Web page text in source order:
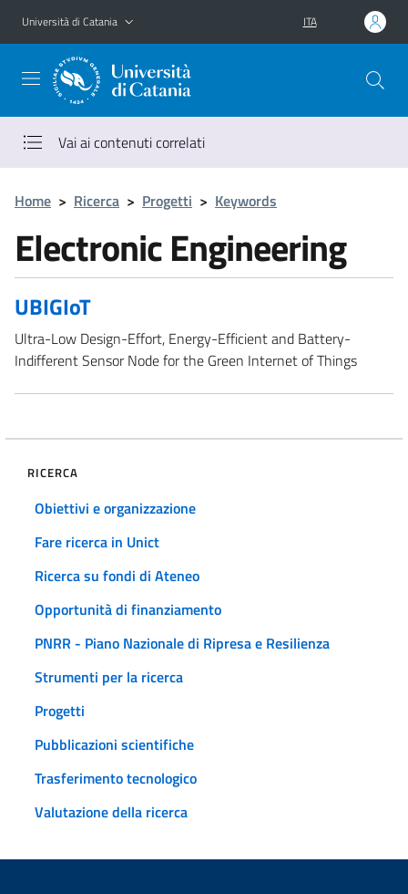
Vai al contenuto principale
Vai al menu di navigazione
Università di Catania ITA
Vai ai contenuti correlati
Home > Ricerca > Progetti > Keywords
Electronic Engineering
UBIGIoT
Ultra-Low Design-Effort, Energy-Efficient and Battery-
Indifferent Sensor Node for the Green Internet of Things
RICERCA
Obiettivi e organizzazione
Fare ricerca in Unict
Ricerca su fondi di Ateneo
Opportunità di finanziamento
PNRR - Piano Nazionale di Ripresa e Resilienza
Strumenti per la ricerca
Progetti
Pubblicazioni scientifiche
Trasferimento tecnologico
Valutazione della ricerca